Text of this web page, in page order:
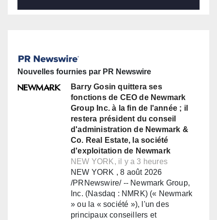
Nouvelles fournies par PR Newswire
Barry Gosin quittera ses
fonctions de CEO de Newmark
Group Inc. à la fin de l'année ; il
restera président du conseil
d'administration de Newmark &
Co. Real Estate, la société
d'exploitation de Newmark
NEW YORK, il y a 3 heures
NEW YORK , 8 août 2026
/PRNewswire/ -- Newmark Group,
Inc. (Nasdaq : NMRK) (« Newmark
» ou la « société »), l'un des
principaux conseillers et